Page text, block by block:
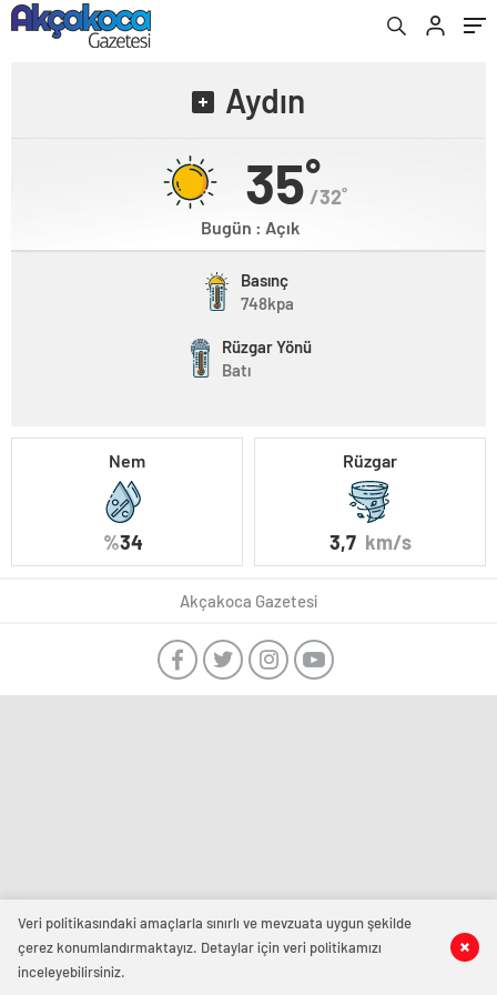
Aydın
35˚
/32˚
Bugün : Açık
Basınç
748kpa
Rüzgar Yönü
Batı
Nem
%34
Rüzgar
3,7 km/s
Akçakoca Gazetesi
Veri politikasındaki amaçlarla sınırlı ve mevzuata uygun şekilde
çerez konumlandırmaktayız. Detaylar için veri politikamızı
inceleyebilirsiniz.